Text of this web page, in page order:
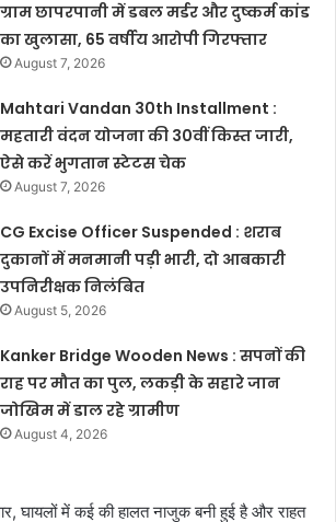
ग्राम छापरपानी में डबल मर्डर और दुष्कर्म कांड
का खुलासा, 65 वर्षीय आरोपी गिरफ्तार
August 7, 2026
Mahtari Vandan 30th Installment :
महतारी वंदन योजना की 30वीं किस्त जारी,
ऐसे करें भुगतान स्टेटस चेक
August 7, 2026
CG Excise Officer Suspended : शराब
दुकानों में मनमानी पड़ी भारी, दो आबकारी
उपनिरीक्षक निलंबित
August 5, 2026
Kanker Bridge Wooden News : सपनों की
राह पर मौत का पुल, लकड़ी के सहारे जान
जोखिम में डाल रहे ग्रामीण
August 4, 2026
घायलों में कई की हालत नाजुक बनी हुई है और राहत